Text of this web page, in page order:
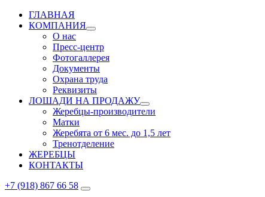
ГЛАВНАЯ
КОМПАНИЯ
О нас
Пресс-центр
Фотогаллерея
Документы
Охрана труда
Реквизиты
ЛОШАДИ НА ПРОДАЖУ
Жеребцы-производители
Матки
Жеребята от 6 мес. до 1,5 лет
Тренотделение
ЖЕРЕБЦЫ
КОНТАКТЫ
+7 (918) 867 66 58